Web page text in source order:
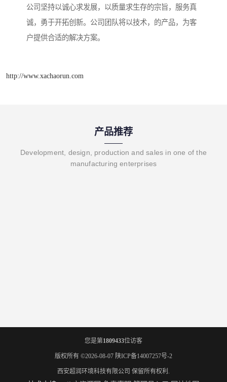
公司坚持以诚心求发展，以质量求生存的宗旨，服务真
诚，勇于开拓创新。公司团队将以技术，的产品，为客
户提供合适的解决方案。
http://www.xachaorun.com
产品推荐
Development, design, production and sales in one of the
manufacturing enterprises
您是第1809433位访客
版权所有 ©2026-08-07 陕ICP备14007257号-2
西安超润环境科技有限公司 保留所有权利.